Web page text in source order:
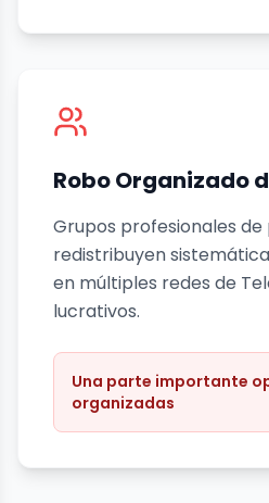
Robo Organizado
Grupos profesionales
redistribuyen
en múltiples redes de
lucrativos.
Una parte importante
organizadas